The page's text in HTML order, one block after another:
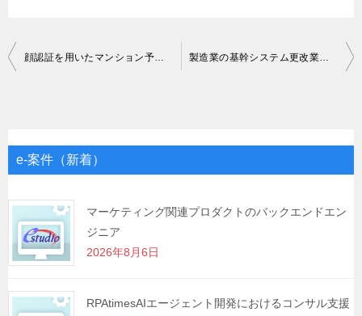
投
ゲ
シ
ョ
ン
顔認証を用いたマンション予約管理サービスでのフロントエンド開発（React） 製造業の基幹システム更改業務支援
e-案件（新着）
マーケティング関連プロダクトのバックエンドエン
ジニア
2026年8月6日
RPAtimesAIエージェント開発におけるコンサル支援